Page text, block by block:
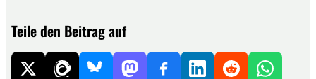
Teile den Beitrag auf